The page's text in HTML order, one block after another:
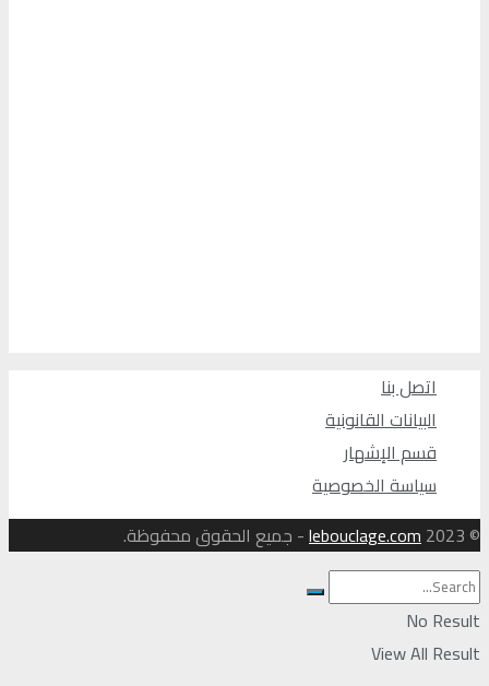
اتصل بنا
البيانات القانونية
قسم الإشهار
سياسة الخصوصية
© 2023
lebouclage.com- جميع الحقوق محفوظة.
No Result
View All Result